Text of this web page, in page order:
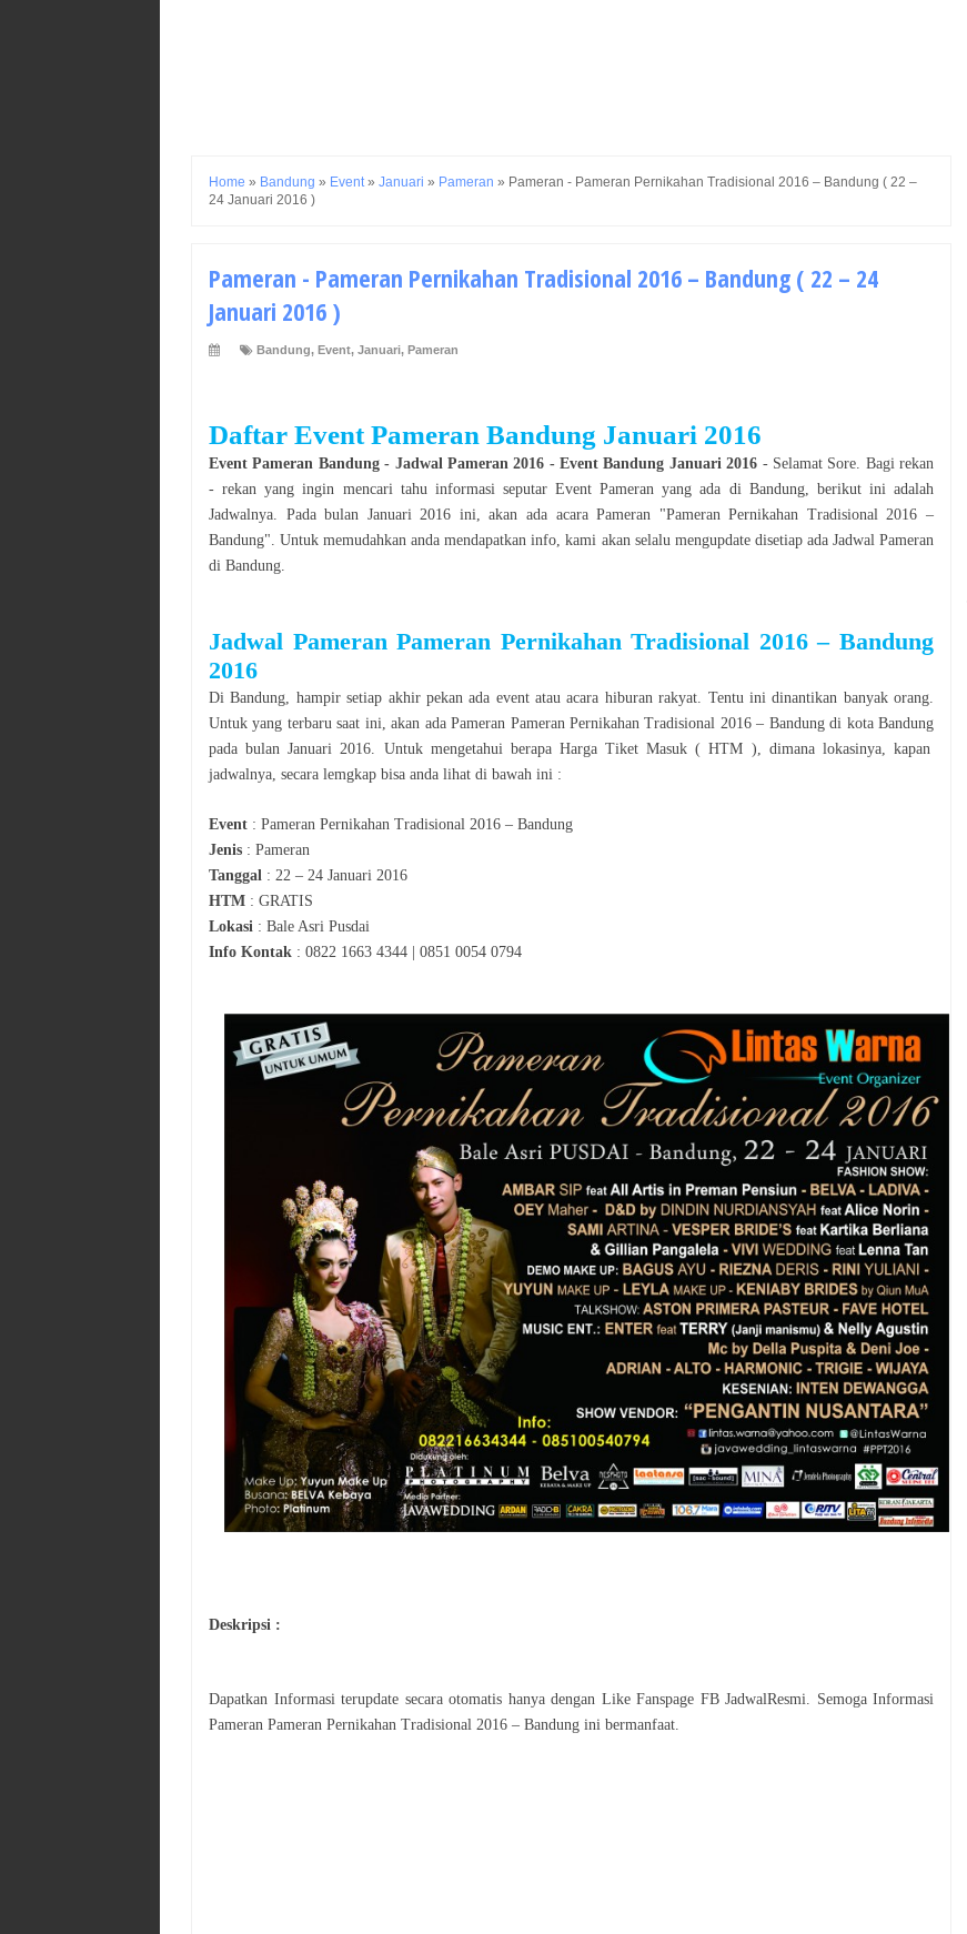
Home » Bandung » Event » Januari » Pameran » Pameran - Pameran Pernikahan Tradisional 2016 – Bandung ( 22 –
24 Januari 2016 )
Pameran - Pameran Pernikahan Tradisional 2016 – Bandung ( 22 – 24
Januari 2016 )
Bandung, Event, Januari, Pameran
Daftar EventPameran Bandung Januari 2016
EventPameran Bandung- Jadwal Pameran 2016 - EventBandung Januari 2016 - Selamat Sore . Bagi rekan
- rekan yang ingin mencari tahu informasi seputar EventPameran yang ada di Bandung, berikut ini adalah
Jadwalnya. Pada bulan Januari 2016 ini, akan ada acaraPameran "Pameran Pernikahan Tradisional 2016 –
Bandung". Untuk memudahkan anda mendapatkan info, kami akan selalu mengupdate disetiap ada Jadwal Pameran
di Bandung
Jadwal Pameran Pameran Pernikahan Tradisional 2016 – Bandung
2016
DiBandung , hampir setiap akhir pekan ada event atau acara hiburan rakyat. Tentu ini dinantikan banyak orang.
Untuk yang terbaru saat ini, akan adaPameran Pameran Pernikahan Tradisional 2016 – Bandungdi kota Bandung
pada bulanJanuari 2016 . Untuk mengetahui berapa Harga Tiket Masuk ( HTM ), dimana lokasinya, kapan
jadwalnya, secara lemgkap bisa anda lihat di bawah ini :
Event : Pameran Pernikahan Tradisional 2016 – Bandung
Jenis : Pameran
Tanggal : 22 – 24 Januari 2016
HTM : GRATIS
Lokasi : Bale Asri Pusdai
Info Kontak : 0822 1663 4344 | 0851 0054 0794
Deskripsi :
Dapatkan Informasi terupdate secara otomatis hanya dengan Like Fanspage FB JadwalResmi. Semoga Informasi
Pameran Pameran Pernikahan Tradisional 2016 – Bandung ini bermanfaat.